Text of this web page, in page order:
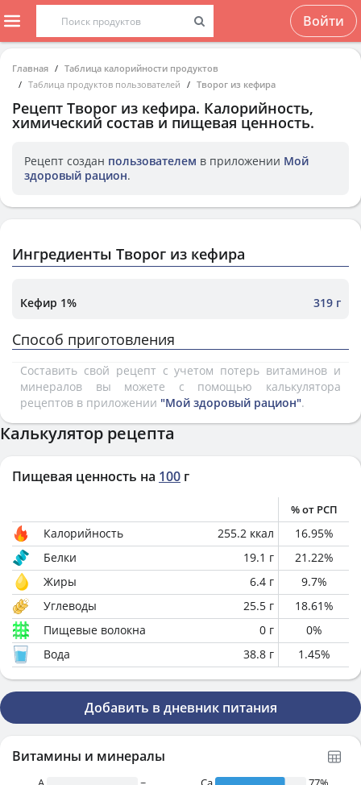
Войти
Главная
Таблица калорийности продуктов
Таблица продуктов пользователей
Творог из кефира
Рецепт Творог из кефира. Калорийность,
химический состав и пищевая ценность.
Рецепт создан пользователем в приложении Мой
здоровый рацион.
Ингредиенты Творог из кефира
Кефир 1% 319 г
Способ приготовления
Составить свой рецепт с учетом потерь витаминов и
минералов вы можете с помощью калькулятора
рецептов в приложении "Мой здоровый рацион".
Калькулятор рецепта
Пищевая ценность на 100 г
% от РСП
Калорийность 255.2 ккал 16.95%
Белки
19.1 г 21.22%
Жиры
6.4 г 9.7%
Углеводы
25.5 г 18.61%
Пищевые волокна
0 г 0%
Вода
38.8 г 1.45%
Добавить в дневник питания
Витамины и минералы